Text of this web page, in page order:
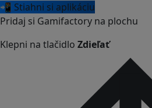
📲 Stiahni si aplikáciu
Pridaj si Gamifactory na plochu
Klepni na tlačidlo Zdieľať